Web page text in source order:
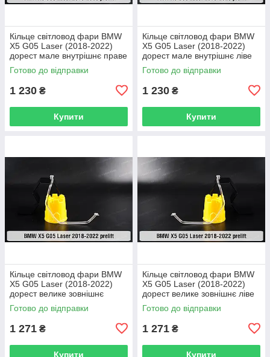
Кільце світловод фари BMW
X5 G05 Laser (2018-2022)
дорест мале внутрішнє праве
Готово до відправки
1 230 ₴
Купити
Кільце світловод фари BMW
X5 G05 Laser (2018-2022)
дорест мале внутрішнє ліве
Готово до відправки
1 230 ₴
Купити
Кільце світловод фари BMW
X5 G05 Laser (2018-2022)
дорест велике зовнішнє
праве
Готово до відправки
1 271 ₴
Купити
Кільце світловод фари BMW
X5 G05 Laser (2018-2022)
дорест велике зовнішнє ліве
Готово до відправки
1 271 ₴
Купити